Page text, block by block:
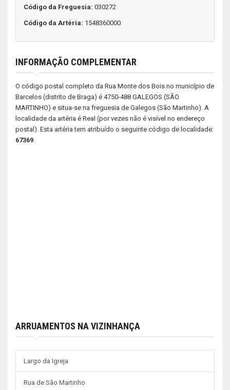
Código da Freguesia: 030272
Código da Artéria: 1548360000
INFORMAÇÃO COMPLEMENTAR
O código postal completo da Rua Monte dos Bois no município de
Barcelos (distrito de Braga) é 4750-488 GALEGOS (SÃO
MARTINHO) e situa-se na freguesia de Galegos (São Martinho). A
localidade da artéria é Real (por vezes não é visível no endereço
postal). Esta artéria tem atribuído o seguinte código de localidade:
67369.
ARRUAMENTOS NA VIZINHANÇA
Largo da Igreja
Rua de São Martinho